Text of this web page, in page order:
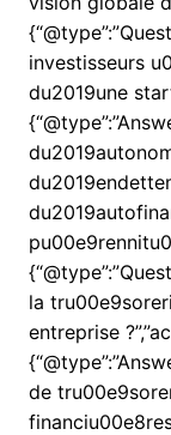
investisseurs
du2019une
la
entreprise
de